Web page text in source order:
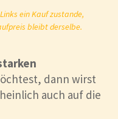
ein Kauf zustande,
bleibt derselbe.
dann wirst
auch auf die